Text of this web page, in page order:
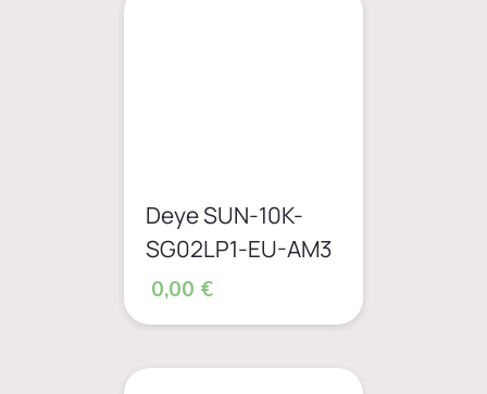
Deye SUN-10K-
SG02LP1-EU-AM3
0,00 €